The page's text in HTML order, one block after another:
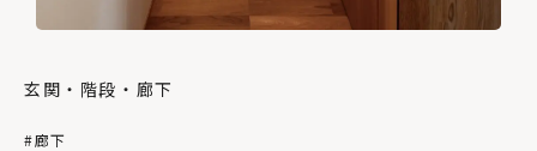
玄関・階段・廊下
#廊下